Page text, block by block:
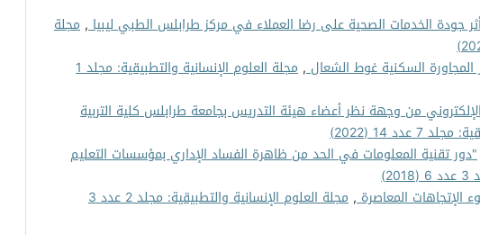
جودة الخدمات الصحية على رضا العملاء في مركز طرابلس الطبي ليبيا, مجلة
المجاورة السكنية غوط الشعال,
مجلة العلوم الإنسانية والتطبيقية: مجلد 1
من وجهة نظر أعضاء هيئة التدريس بجامعة طرابلس كلية التربية
عدد 14 (2022)
"دور تقنية المعلومات في الحد من ظاهرة الفساد الإداري بمؤسسات التعليم
الإتجاهات المعاصرة,
مجلة العلوم الإنسانية والتطبيقية: مجلد 2 عدد 3